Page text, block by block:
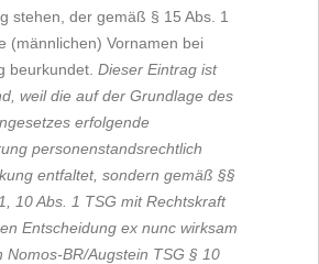
stehen, der gemäß § 15 Abs. 1
(männlichen) Vornamen bei
beurkundet. Dieser Eintrag ist
weil die auf der Grundlage des
erfolgende
personenstandsrechtlich
entfaltet, sondern gemäß §§
10 Abs. 1 TSG mit Rechtskraft
Entscheidung ex nunc wirksam
Nomos-BR/Augstein TSG § 10